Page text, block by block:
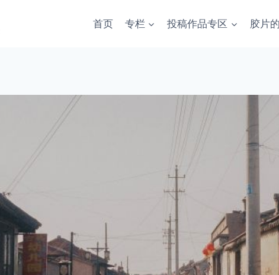
首页 专栏 投稿作品专区 胶片